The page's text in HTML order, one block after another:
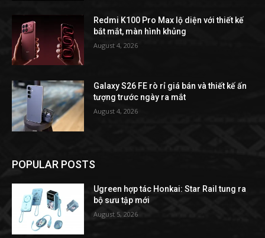
Redmi K100 Pro Max lộ diện với thiết kế
bắt mắt, màn hình khủng
August 4, 2026
Galaxy S26 FE rò rỉ giá bán và thiết kế ấn
tượng trước ngày ra mắt
August 4, 2026
POPULAR POSTS
Ugreen hợp tác Honkai: Star Rail tung ra
bộ sưu tập mới
August 5, 2026